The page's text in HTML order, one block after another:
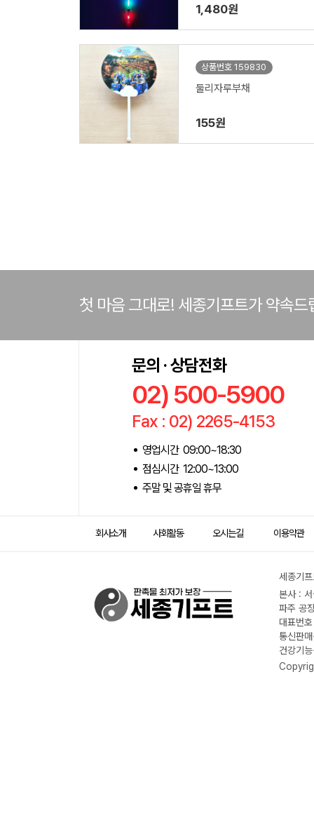
1,480원
상품번호 159830
둘리자루부채
155원
첫 마음 그대로! 세종기프트가 약속드
문의 · 상담전화
02) 500-5900
Fax : 02) 2265-4153
영업시간 09:00~18:30
점심시간 12:00~13:00
주말 및 공휴일 휴무
회사소개 사회활동 오시는길 이용약관
세종기
본사 :
파주 공
대표번
통신판
건강기